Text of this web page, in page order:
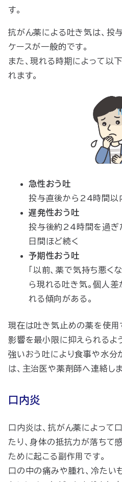
す。
抗がん薬による吐き気は、投
ケースが一般的です。
また、現れる時期によって以
れます。
急性おう吐
投与直後から24時間以
遅発性おう吐
投与後約24時間を過ぎ
日間ほど続く
予期性おう吐
「以前、薬で気持ち悪く
ら現れる吐き気。個人
れる傾向がある。
現在は吐き気止めの薬を使用
影響を最小限に抑えられるよ
強いおう吐により食事や水分
は、主治医や薬剤師へ連絡しま
口内炎
口内炎は、抗がん薬によって
たり、身体の抵抗力が落ちて
ために起こる副作用です。
口の中の痛みや腫れ、冷たい